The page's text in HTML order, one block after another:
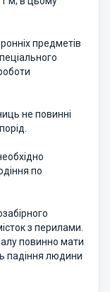
предметів
не повинні
по
з перилами.
повинно мати
падіння людини